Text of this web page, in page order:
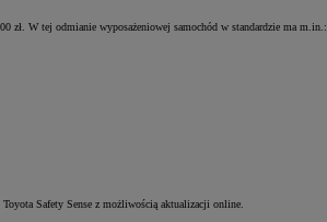
zł. W tej odmianie wyposażeniowej samochód w standardzie ma m.in.:
Safety Sense z możliwością aktualizacji online.